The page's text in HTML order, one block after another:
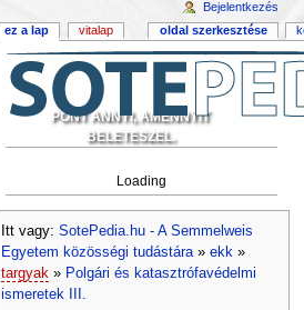
PONT ANNYI, AMENNYIT
BELETESZEL.
Loading
Itt vagy: SotePedia.hu - A Semmelweis
Egyetem közösségi tudástára» ekk»
targyak» Polgári és katasztrófavédelmi
ismeretek III.
ez a lap vitalap oldal szerkesztése
Bejelentkezés